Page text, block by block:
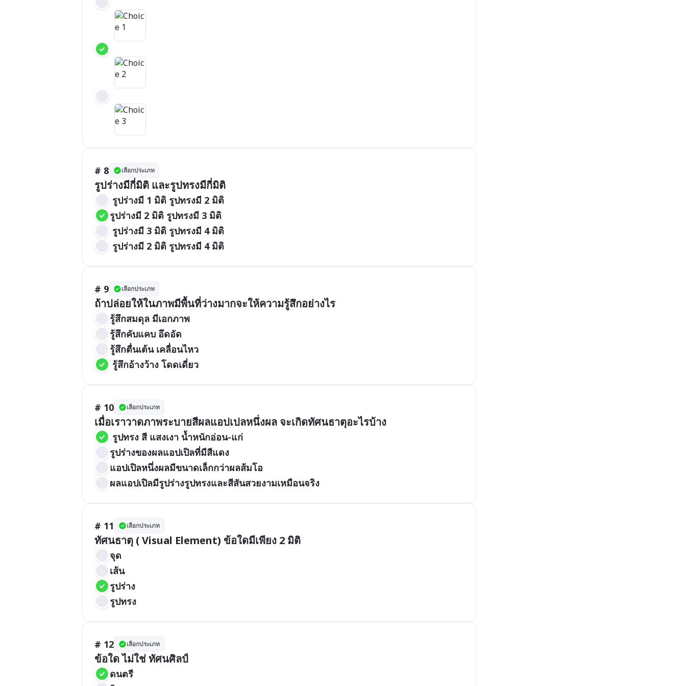
# 8 เลือกประเภท
รูปร่างมีกี่มิติ และรูปทรงมีกี่มิติ
รูปร่างมี 1 มิติ รูปทรงมี 2 มิติ
รูปร่างมี 2 มิติ รูปทรงมี 3 มิติ
รูปร่างมี 3 มิติ รูปทรงมี 4 มิติ
รูปร่างมี 2 มิติ รูปทรงมี 4 มิติ
# 9 เลือกประเภท
ถ้าปล่อยให้ในภาพมีพื้นที่ว่างมากจะให้ความรู้สึกอย่างไร
รู้สึกสมดุล มีเอกภาพ
รู้สึกคับแคบ อึดอัด
รู้สึกตื่นเต้น เคลื่อนไหว
รู้สึกอ้างว้าง โดดเดี่ยว
# 10 เลือกประเภท
เมื่อเราวาดภาพระบายสีผลแอปเปลหนึ่งผล จะเกิดทัศนธาตุอะไรบ้าง
รูปทรง สี แสงเงา น้ำหนักอ่อน-แก่
รูปร่างของผลแอปเปิลที่มีสีแดง
แอปเปิลหนึ่งผลมีขนาดเล็กกว่าผลส้มโอ
ผลแอปเปิลมีรูปร่างรูปทรงและสีสันสวยงามเหมือนจริง
# 11 เลือกประเภท
ทัศนธาตุ ( Visual Element) ข้อใดมีเพียง 2 มิติ
จุด
เส้น
รูปร่าง
รูปทรง
# 12 เลือกประเภท
ข้อใด ไม่ใช่ ทัศนศิลป์
ดนตรี